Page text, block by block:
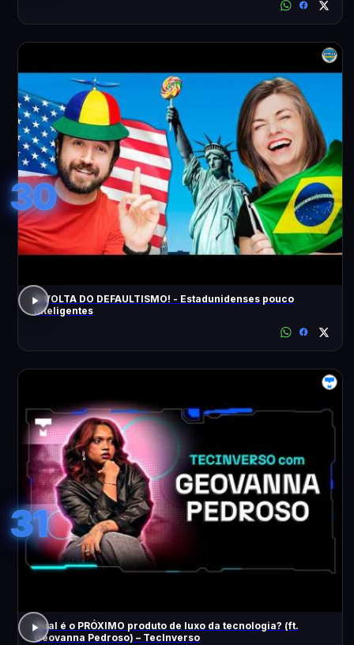
30
A VOLTA DO DEFAULTISMO! - Estadunidenses pouco
inteligentes
31
Qual é o PRÓXIMO produto de luxo da tecnologia? (ft.
Geovanna Pedroso) – TecInverso